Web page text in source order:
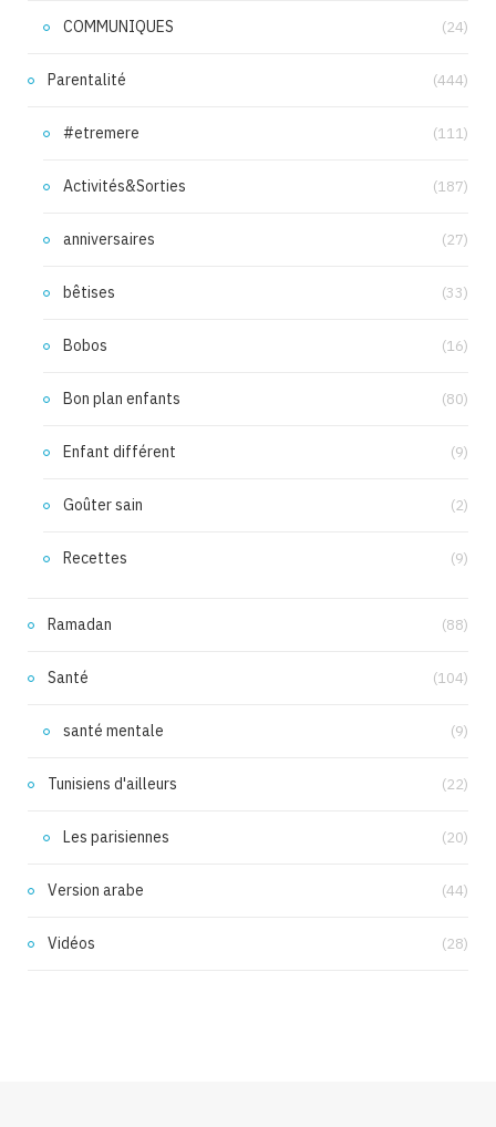
COMMUNIQUES (24)
Parentalité (444)
#etremere (111)
Activités&Sorties (187)
anniversaires (27)
bêtises (33)
Bobos (16)
Bon plan enfants (80)
Enfant différent (9)
Goûter sain (2)
Recettes (9)
Ramadan (88)
Santé (104)
santé mentale (9)
Tunisiens d'ailleurs (22)
Les parisiennes (20)
Version arabe (44)
Vidéos (28)